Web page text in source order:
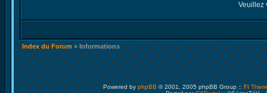
Veuillez
Index du Forum» Informations
Powered byphpBB© 2001, 2005 phpBB Group ::FI